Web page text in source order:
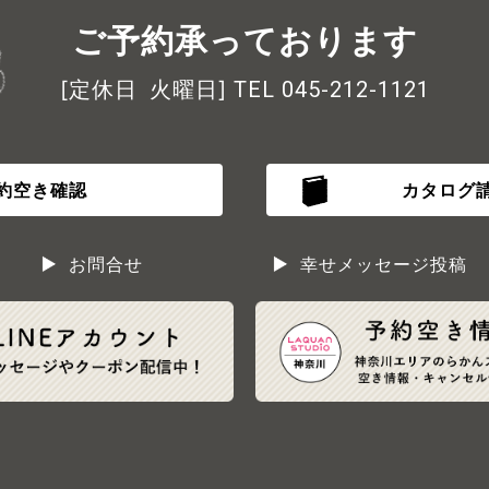
ご予約承っております
[定休日 火曜日] TEL 045-212-1121
空き確認 カタログ
お問合せ 幸せメッセージ投稿